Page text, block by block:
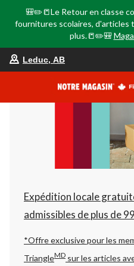
🎒✏️📒Le Retour en classe
fournitures scolaires, d'articles
plus.📒✏️🎒
Leduc, AB
Expédition locale
admissibles de plus de
*Offre exclusive pour les
TriangleMD sur les articles